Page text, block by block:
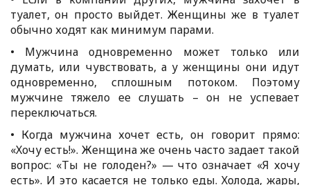
туалет, он просто выйдет. Женщины же в туалет
обычно ходят как минимум парами.
• Мужчина одновременно может только или
думать, или чувствовать, а у женщины они идут
одновременно, сплошным потоком. Поэтому
мужчине тяжело ее слушать – он не успевает
переключаться.
• Когда мужчина хочет есть, он говорит прямо:
«Хочу есть!». Женщина же очень часто задает такой
вопрос: «Ты не голоден?» — что означает «Я хочу
есть». И это касается не только еды. Холода, жары,